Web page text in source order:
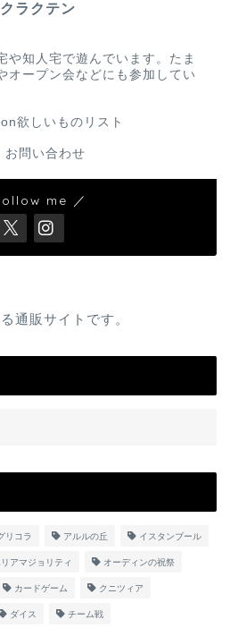
ラクテン
や知人宅で遊んでいます。たま
オープン会などにも参加してい
欲しいものリスト
お問い合わせ
me ／
通販サイトです。
リコラ アルルの丘 イスタンブール
アマジョリティ オーディンの祝祭
カードゲーム クニツィア
ダイス チーム戦